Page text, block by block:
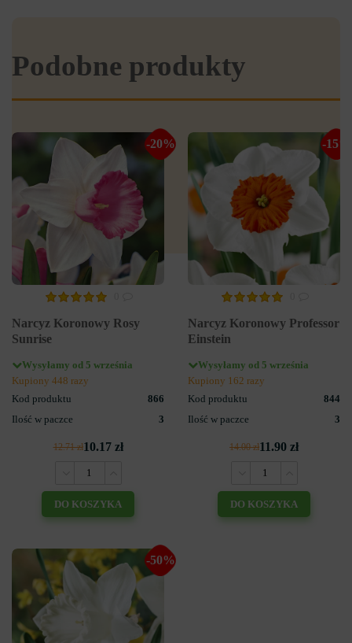
Podobne produkty
-20%
Narcyz Koronowy Rosy
Sunrise
Wysyłamy od 5 września
Kupiony 448 razy
Kod produktu
866
Ilość w paczce
3
12.71 zł10.17 zł
DO KOSZYKA
-15%
Narcyz Koronowy Professor
Einstein
Wysyłamy od 5 września
Kupiony 162 razy
Kod produktu
844
Ilość w paczce
3
14.00 zł11.90 zł
DO KOSZYKA
-50%